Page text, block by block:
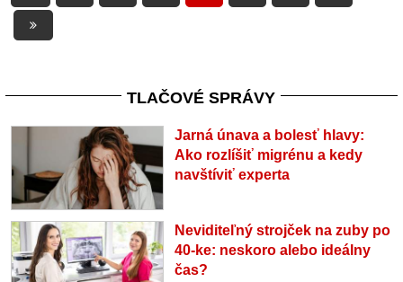
TLAČOVÉ SPRÁVY
Jarná únava a bolesť hlavy:
Ako rozlíšiť migrénu a kedy
navštíviť experta
Neviditeľný strojček na zuby po
40-ke: neskoro alebo ideálny
čas?